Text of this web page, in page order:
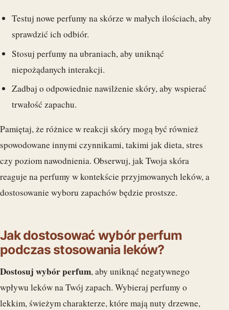
Testuj nowe perfumy na skórze w małych ilościach, aby
sprawdzić ich odbiór.
Stosuj perfumy na ubraniach, aby uniknąć
niepożądanych interakcji.
Zadbaj o odpowiednie nawilżenie skóry, aby wspierać
trwałość zapachu.
Pamiętaj, że różnice w reakcji skóry mogą być również
spowodowane innymi czynnikami, takimi jak dieta, stres
czy poziom nawodnienia. Obserwuj, jak Twoja skóra
reaguje na perfumy w kontekście przyjmowanych leków, a
dostosowanie wyboru zapachów będzie prostsze.
Jak dostosować wybór perfum
podczas stosowania leków?
Dostosuj wybór perfum, aby uniknąć negatywnego
wpływu leków na Twój zapach. Wybieraj perfumy o
lekkim, świeżym charakterze, które mają nuty drzewne,